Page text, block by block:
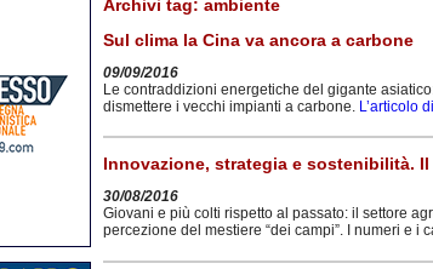
Archivi tag: ambiente
Sul clima la Cina va ancora a carbone
09/09/2016
Le contraddizioni energetiche del gigante
dismettere i vecchi impianti a carbone. L’articolo
Innovazione, strategia e sostenibilità.
30/08/2016
Giovani e più colti rispetto al passato: il settore
percezione del mestiere “dei campi”. I numeri e i